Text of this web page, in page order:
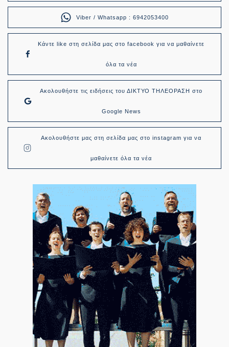
Viber / Whatsapp : 6942053400
Κάντε like στη σελίδα μας στο facebook για να μαθαίνετε
όλα τα νέα
Ακολουθήστε τις ειδήσεις του ΔΙΚΤΥΟ ΤΗΛΕΟΡΑΣΗ στο
Google News
Ακολουθήστε μας στη σελίδα μας στο instagram για να
μαθαίνετε όλα τα νέα